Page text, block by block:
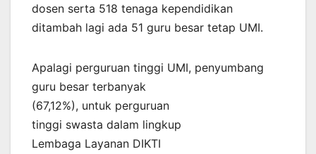
dosen serta 518 tenaga kependidikan
ditambah lagi ada 51 guru besar tetap UMI.
Apalagi perguruan tinggi UMI, penyumbang
guru besar terbanyak
(67,12%), untuk perguruan
tinggi swasta dalam lingkup
Lembaga Layanan DIKTI